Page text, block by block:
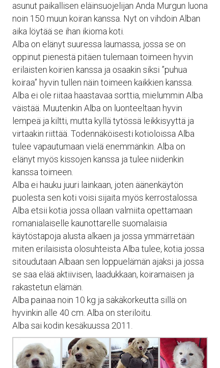
asunut paikallisen eläinsuojelijan Anda Murgun luona
noin 150 muun koiran kanssa. Nyt on vihdoin Alban
aika löytää se ihan ikioma koti.
Alba on elänyt suuressa laumassa, jossa se on
oppinut pienestä pitäen tulemaan toimeen hyvin
erilaisten koirien kanssa ja osaakin siksi ”puhua
koiraa” hyvin tullen näin toimeen kaikkien kanssa.
Alba ei ole riitaa haastavaa sorttia, mielummin Alba
väistää. Muutenkin Alba on luonteeltaan hyvin
lempeä ja kiltti, mutta kyllä tytössä leikkisyyttä ja
virtaakin riittää. Todennäköisesti kotioloissa Alba
tulee vapautumaan vielä enemmänkin. Alba on
elänyt myös kissojen kanssa ja tulee niidenkin
kanssa toimeen.
Alba ei hauku juuri lainkaan, joten äänenkäytön
puolesta sen koti voisi sijaita myös kerrostalossa.
Alba etsii kotia jossa ollaan valmiita opettamaan
romanialaiselle kaunottarelle suomalaisia
käytöstapoja alusta alkaen ja jossa ymmärretään
miten erilaisista olosuhteista Alba tulee, kotia jossa
sitoudutaan Albaan sen loppuelämän ajaksi ja jossa
se saa elää aktiivisen, laadukkaan, koiramaisen ja
rakastetun elämän.
Alba painaa noin 10 kg ja säkäkorkeutta sillä on
hyvinkin alle 40 cm. Alba on steriloitu.
Alba sai kodin kesäkuussa 2011.